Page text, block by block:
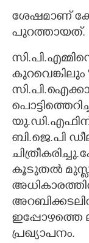
ശേഷമാണ്
പുറത്തായത്.
കുറവെങ്കിലും
യു.ഡി.എഫിന്
ബി.ജെ.പി
കൂടുതൽ
ഇപ്പോഴത്തെ
പ്രഖ്യാപനം.